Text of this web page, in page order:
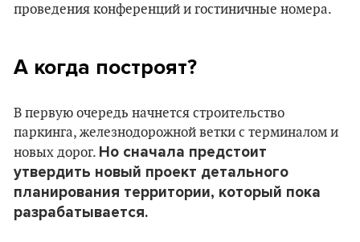
проведения конференций и гостиничные номера.
А когда построят?
В первую очередь начнется строительство
паркинга, железнодорожной ветки с терминалом и
новых дорог. Но сначала предстоит
утвердить новый проект детального
планирования территории, который пока
разрабатывается.